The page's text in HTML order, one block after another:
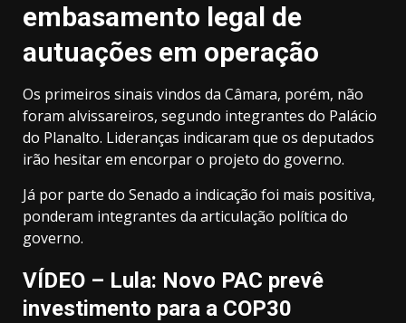
embasamento legal de
autuações em operação
Os primeiros sinais vindos da Câmara, porém, não
foram alvissareiros, segundo integrantes do Palácio
do Planalto. Lideranças indicaram que os deputados
irão hesitar em encorpar o projeto do governo.
Já por parte do Senado a indicação foi mais positiva,
ponderam integrantes da articulação política do
governo.
VÍDEO – Lula: Novo PAC prevê
investimento para a COP30